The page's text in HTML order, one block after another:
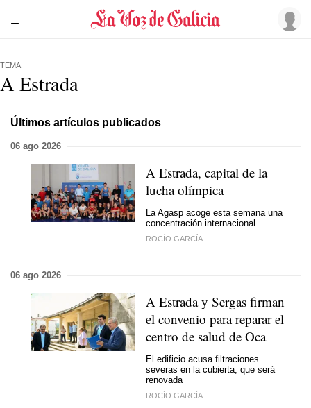
TEMA
A Estrada
Últimos artículos publicados
06 ago 2026
A Estrada, capital de la
lucha olímpica
La Agasp acoge esta semana una
concentración internacional
ROCÍO GARCÍA
06 ago 2026
A Estrada y Sergas firman
el convenio para reparar el
centro de salud de Oca
El edificio acusa filtraciones
severas en la cubierta, que será
renovada
ROCÍO GARCÍA